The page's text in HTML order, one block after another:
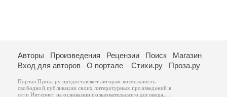
Авторы Произведения Рецензии Поиск
Магазин
Вход для авторов
О портале Стихи.ру Проза.ру
Портал Проза.ру предоставляет авторам возможность
свободной публикации своих литературных произведений в
сети Интернет на основаниипользовательского договора